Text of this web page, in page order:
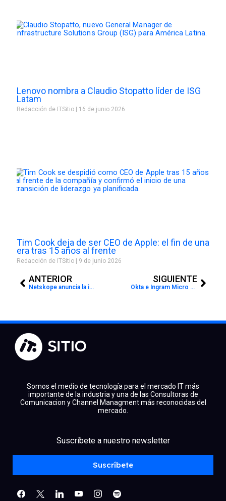
Lenovo nombra a Claudio Stopatto líder de ISG
Latam
Redacción de ITSitio 16 de junio 2026
Tim Cook deja de ser CEO de Apple: el fin de una
era tras 15 años al frente
Redacción de ITSitio 9 de junio 2026
ANTERIOR
Netskope anuncia la integración con ChatGPT Enterprise de OpenAI
SIGUIENTE
Okta e Ingram Micro Latam Export: una alianza para la evolución de la Gestión de Identidad
Somos el medio de tecnología para el mercado IT más
importante de la industria y una de las Consultoras de
Comunicacion y Channel Managment más reconocidas del
mercado.
Suscríbete a nuestro newsletter
Suscríbete
linkedinyoutubeinstagram
spotify